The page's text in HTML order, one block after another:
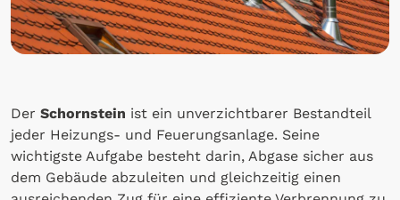
Der Schornstein ist ein unverzichtbarer Bestandteil
jeder Heizungs- und Feuerungsanlage. Seine
wichtigste Aufgabe besteht darin, Abgase sicher aus
dem Gebäude abzuleiten und gleichzeitig einen